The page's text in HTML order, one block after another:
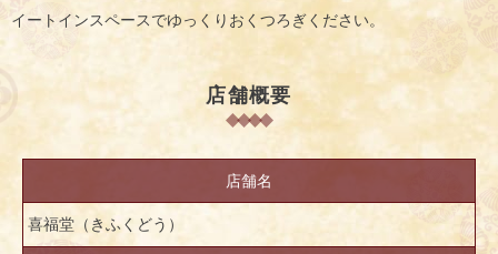
イートインスペースでゆっくりおくつろぎください。
店舗概要
店舗名
喜福堂（きふくどう）